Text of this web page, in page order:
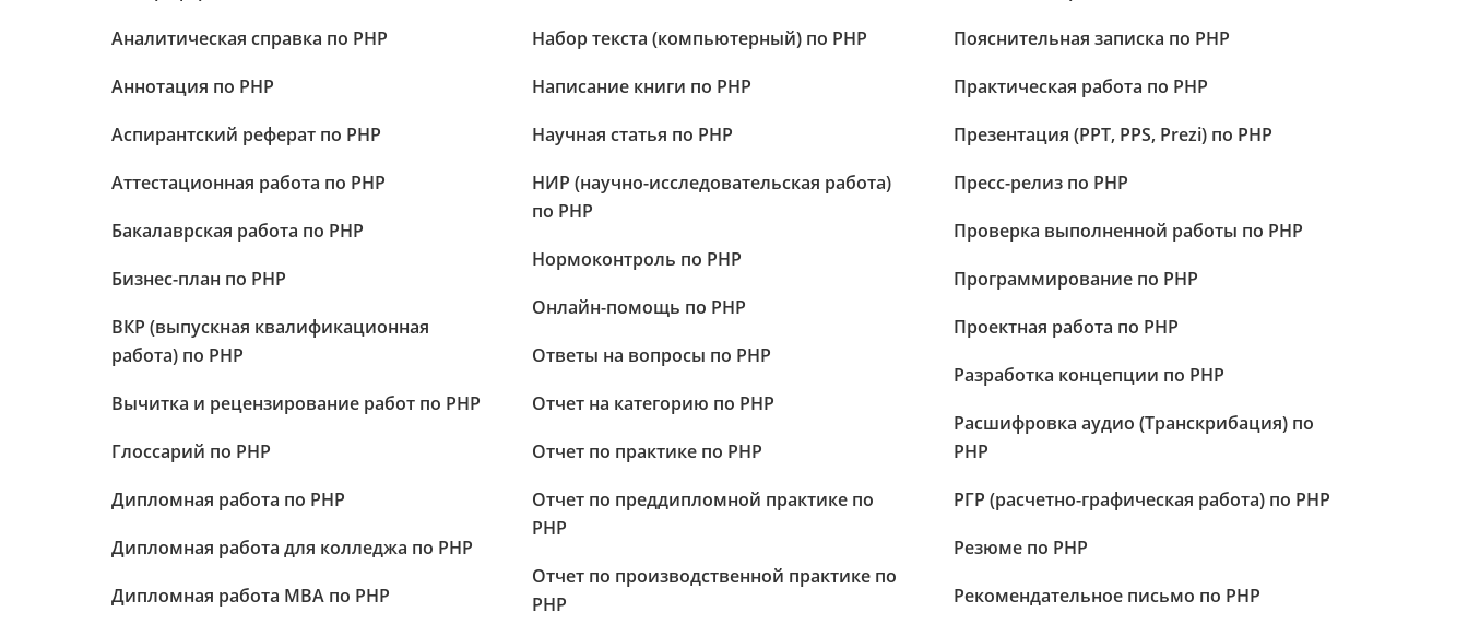
Аналитическая справка по PHP
Аннотация по PHP
Аспирантский реферат по PHP
Аттестационная работа по PHP
Бакалаврская работа по PHP
Бизнес-план по PHP
ВКР (выпускная квалификационная
работа) по PHP
Вычитка и рецензирование работ по PHP
Глоссарий по PHP
Дипломная работа по PHP
Дипломная работа для колледжа по PHP
Дипломная работа МВА по PHP
Набор текста (компьютерный) по PHP
Написание книги по PHP
Научная статья по PHP
НИР (научно-исследовательская работа)
по PHP
Нормоконтроль по PHP
Онлайн-помощь по PHP
Ответы на вопросы по PHP
Отчет на категорию по PHP
Отчет по практике по PHP
Отчет по преддипломной практике по
PHP
Отчет по производственной практике по
PHP
Пояснительная записка по PHP
Практическая работа по PHP
Презентация (PPT, PPS, Prezi) по PHP
Пресс-релиз по PHP
Проверка выполненной работы по PHP
Программирование по PHP
Проектная работа по PHP
Разработка концепции по PHP
Расшифровка аудио (Транскрибация) по
PHP
РГР (расчетно-графическая работа) по PHP
Резюме по PHP
Рекомендательное письмо по PHP